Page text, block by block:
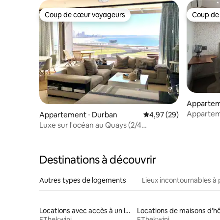
Coup de cœur voyageurs
Coup de cœur voyageurs
Appartement ⋅ Durban Évaluation moyenne
4,97 (29)
Luxe sur l'océan au Quays (2/4
Coup
Coup
urban
Destinations à découvrir
Autres types de logements Lieux incontournables à
Locations avec accès à un lac